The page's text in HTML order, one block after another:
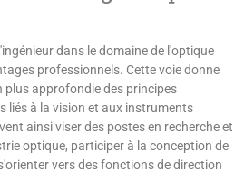
dans le domaine de l'optique
professionnels. Cette voie donne
plus approfondie des principes
liés à la vision et aux instruments
ainsi viser des postes en recherche et
optique, participer à la conception de
vers des fonctions de direction